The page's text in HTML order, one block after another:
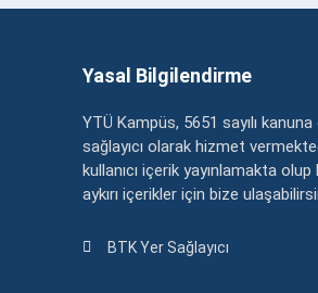
Yasal Bilgilendirme
YTÜ Kampüs, 5651 sayılı
sağlayıcı olarak hizmet
kullanıcı içerik yayınlamakta olup
aykırı içerikler için bize
BTK Yer Sağlayıcı